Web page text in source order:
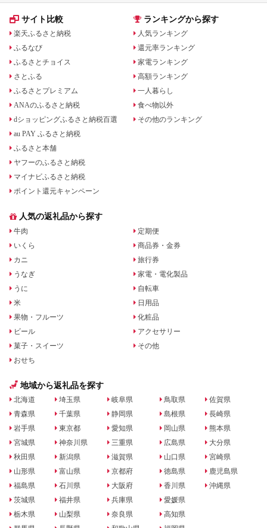
サイト比較
楽天ふるさと納税
ふるなび
ふるさとチョイス
さとふる
ふるさとプレミアム
ANAのふるさと納税
dショッピングふるさと納税百選
au PAY ふるさと納税
ふるさと本舗
ヤフーのふるさと納税
マイナビふるさと納税
ポイント還元キャンペーン
ランキングから探す
人気ランキング
還元率ランキング
家電ランキング
高額ランキング
一人暮らし
食べ物以外
その他のランキング
人気の返礼品から探す
牛肉
いくら
カニ
うなぎ
うに
米
果物・フルーツ
ビール
菓子・スイーツ
おせち
定期便
商品券・金券
旅行券
家電・電化製品
自転車
日用品
化粧品
アクセサリー
その他
地域から返礼品を探す
北海道
青森県
岩手県
宮城県
秋田県
山形県
福島県
茨城県
栃木県
埼玉県
千葉県
東京都
神奈川県
新潟県
富山県
石川県
福井県
山梨県
岐阜県
静岡県
愛知県
三重県
滋賀県
京都府
大阪府
兵庫県
奈良県
鳥取県
島根県
岡山県
広島県
山口県
徳島県
香川県
愛媛県
高知県
佐賀県
長崎県
熊本県
大分県
宮崎県
鹿児島県
沖縄県